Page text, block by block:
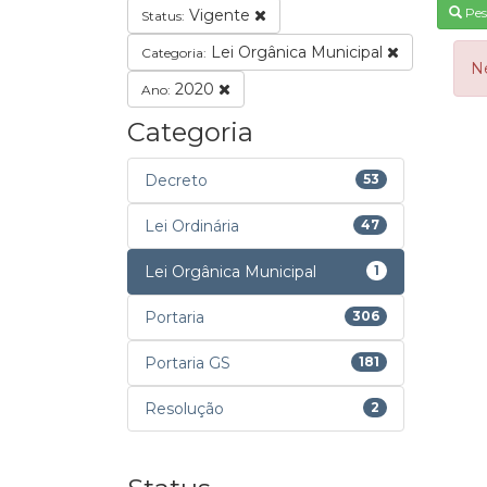
Status: Vigente
Categoria: Lei Orgânica Municipal
Ano: 2020
Categoria
Decreto 53
Lei Ordinária 47
Lei Orgânica Municipal 1
Portaria 306
Portaria GS 181
Resolução 2